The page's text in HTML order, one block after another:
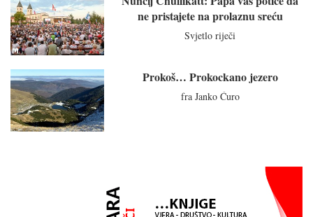
ne pristajete na prolaznu sreću
Svjetlo riječi
Prokoš… Prokockano jezero
fra Janko Ćuro